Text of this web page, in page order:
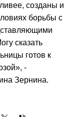
созданы и
борьбы с
сказать
готов к
-
Зернина.